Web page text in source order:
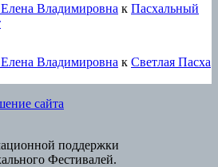
Владимировна к Пасхальный
Владимировна к Светлая Пасха
сайта
поддержки
Фестивалей.